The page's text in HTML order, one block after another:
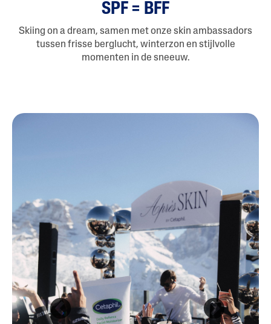
SPF = BFF
Skiing on a dream, samen met onze skin ambassadors
tussen frisse berglucht, winterzon en stijlvolle
momenten in de sneeuw.